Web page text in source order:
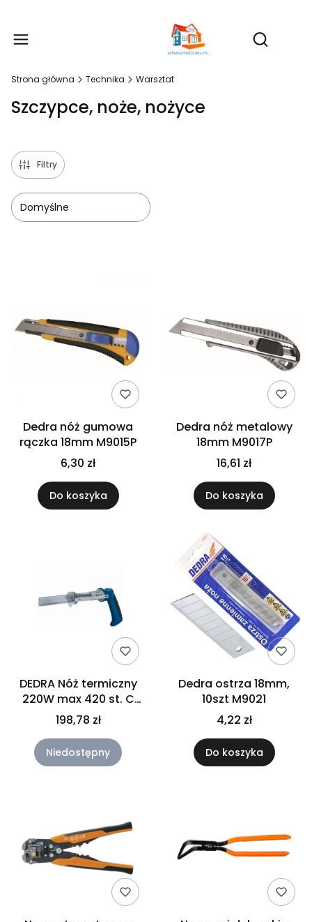
Otwórz
Strona główna Technika Warsztat
Szczypce, noże, nożyce
Filtry
Domyślne
Dedra nóż gumowa
rączka 18mm M9015P
6,30 zł
Do koszyka
Dedra nóż metalowy
18mm M9017P
16,61 zł
Do koszyka
DEDRA Nóż termiczny
220W max 420 st. C
DED7520
198,78 zł
Niedostępny
Dedra ostrza 18mm,
10szt M9021
4,22 zł
Do koszyka